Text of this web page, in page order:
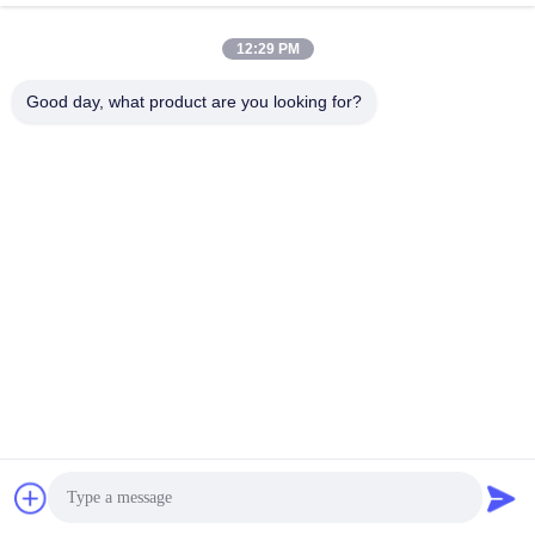
12:29 PM
Good day, what product are you looking for?